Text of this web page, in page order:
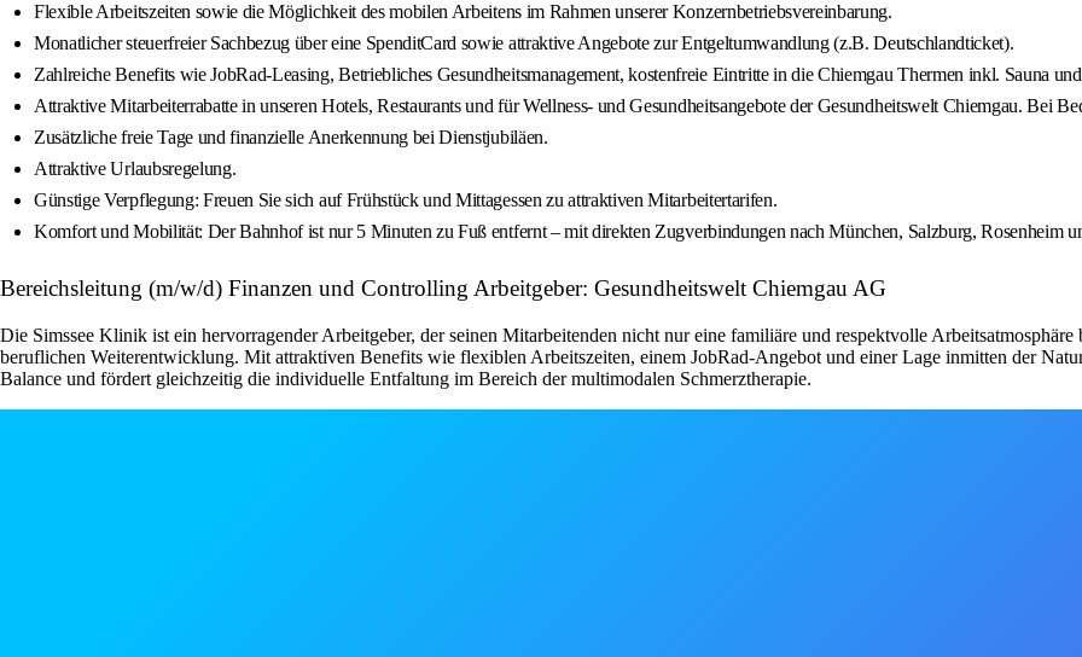
Flexible Arbeitszeiten sowie die Möglichkeit des mobilen Arbeitens im Rahmen unserer Konzernbetriebsvereinbarung.
Monatlicher steuerfreier Sachbezug über eine SpenditCard sowie attraktive Angebote zur Entgeltumwandlung (z.B. Deutschlandticket).
Zahlreiche Benefits wie JobRad-Leasing, Betriebliches Gesundheitsmanagement, kostenfreie Eintritte in die Chiemgau Thermen inkl. Sauna
Attraktive Mitarbeiterrabatte in unseren Hotels, Restaurants und für Wellness- und Gesundheitsangebote der Gesundheitswelt Chiemgau. Bei
Zusätzliche freie Tage und finanzielle Anerkennung bei Dienstjubiläen.
Attraktive Urlaubsregelung.
Günstige Verpflegung: Freuen Sie sich auf Frühstück und Mittagessen zu attraktiven Mitarbeitertarifen.
Komfort und Mobilität: Der Bahnhof ist nur 5 Minuten zu Fuß entfernt – mit direkten Zugverbindungen nach München, Salzburg, Rosenheim
Bereichsleitung (m/w/d) Finanzen und Controlling Arbeitgeber: Gesundheitswelt Chiemgau AG
Die Simssee Klinik ist ein hervorragender Arbeitgeber, der seinen Mitarbeitenden nicht nur eine familiäre und respektvolle
beruflichen Weiterentwicklung. Mit attraktiven Benefits wie flexiblen Arbeitszeiten, einem JobRad-Angebot und einer Lage inmitten der
Balance und fördert gleichzeitig die individuelle Entfaltung im Bereich der multimodalen Schmerztherapie.